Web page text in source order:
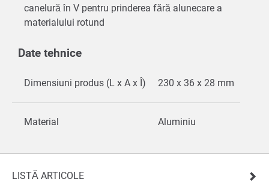
canelură în V pentru prinderea fără alunecare a
materialului rotund
Date tehnice
Dimensiuni produs (L x A x Î) 230 x 36 x 28 mm
Material Aluminiu
LISTĂ ARTICOLE